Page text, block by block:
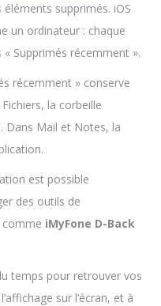
supprimés. iOS
un ordinateur : chaque
Supprimés récemment ».
récemment » conserve
la corbeille
. Dans Mail et Notes, la
est possible
des outils de
comme iMyFone D-Back
temps pour retrouver vos
sur l’écran, et à